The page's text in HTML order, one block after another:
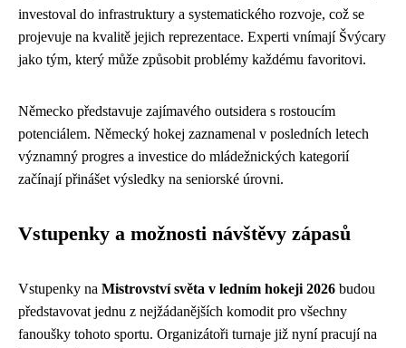
investoval do infrastruktury a systematického rozvoje, což se
projevuje na kvalitě jejich reprezentace. Experti vnímají Švýcary
jako tým, který může způsobit problémy každému favoritovi.
Německo představuje zajímavého outsidera s rostoucím
potenciálem. Německý hokej zaznamenal v posledních letech
významný progres a investice do mládežnických kategorií
začínají přinášet výsledky na seniorské úrovni.
Vstupenky a možnosti návštěvy zápasů
Vstupenky na Mistrovství světa v ledním hokeji 2026 budou
představovat jednu z nejžádanějších komodit pro všechny
fanoušky tohoto sportu. Organizátoři turnaje již nyní pracují na